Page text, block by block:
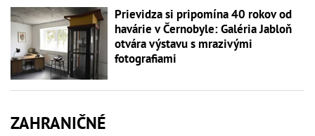
Prievidza si pripomína 40 rokov od
havárie v Černobyle: Galéria Jabloň
otvára výstavu s mrazivými
fotografiami
ZAHRANIČNÉ